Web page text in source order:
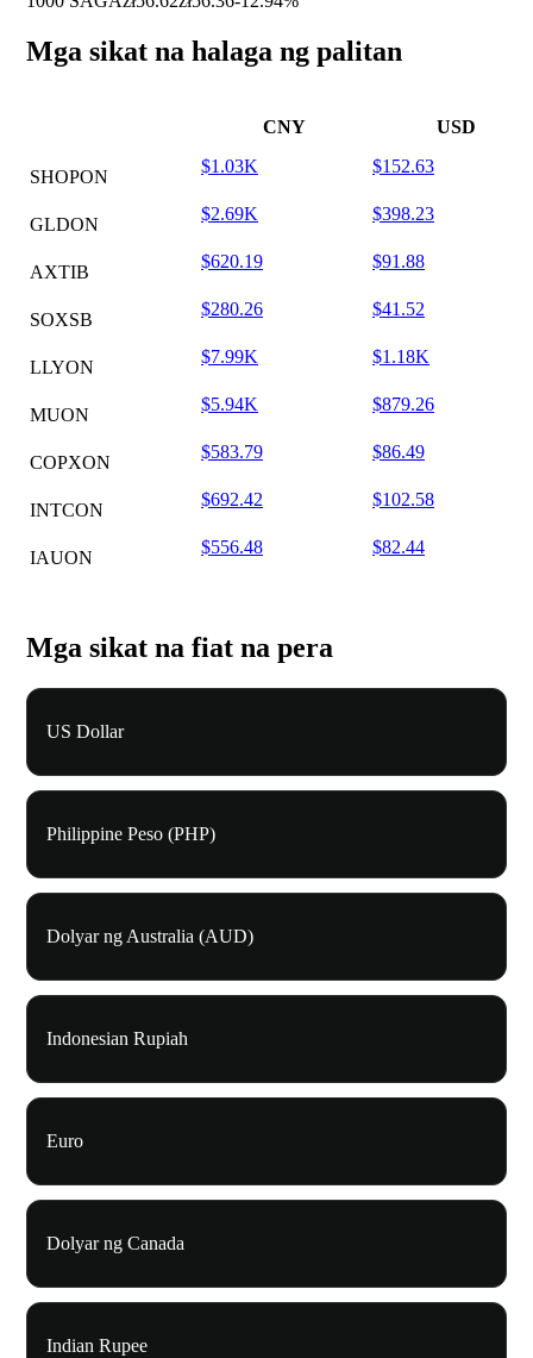
Mga sikat na halaga ng palitan
CNY USD
SHOPON
$1.03K $152.63
GLDON
$2.69K $398.23
AXTIB
$620.19 $91.88
SOXSB
$280.26 $41.52
LLYON
$7.99K $1.18K
MUON
$5.94K $879.26
COPXON
$583.79 $86.49
INTCON
$692.42 $102.58
IAUON
$556.48 $82.44
Mga sikat na fiat na pera
US Dollar
Philippine Peso (PHP)
Dolyar ng Australia (AUD)
Indonesian Rupiah
Euro
Dolyar ng Canada
Indian Rupee